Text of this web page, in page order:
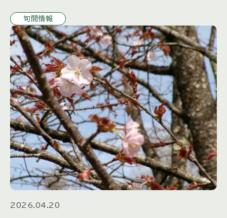
旬間情報
2026.04.20